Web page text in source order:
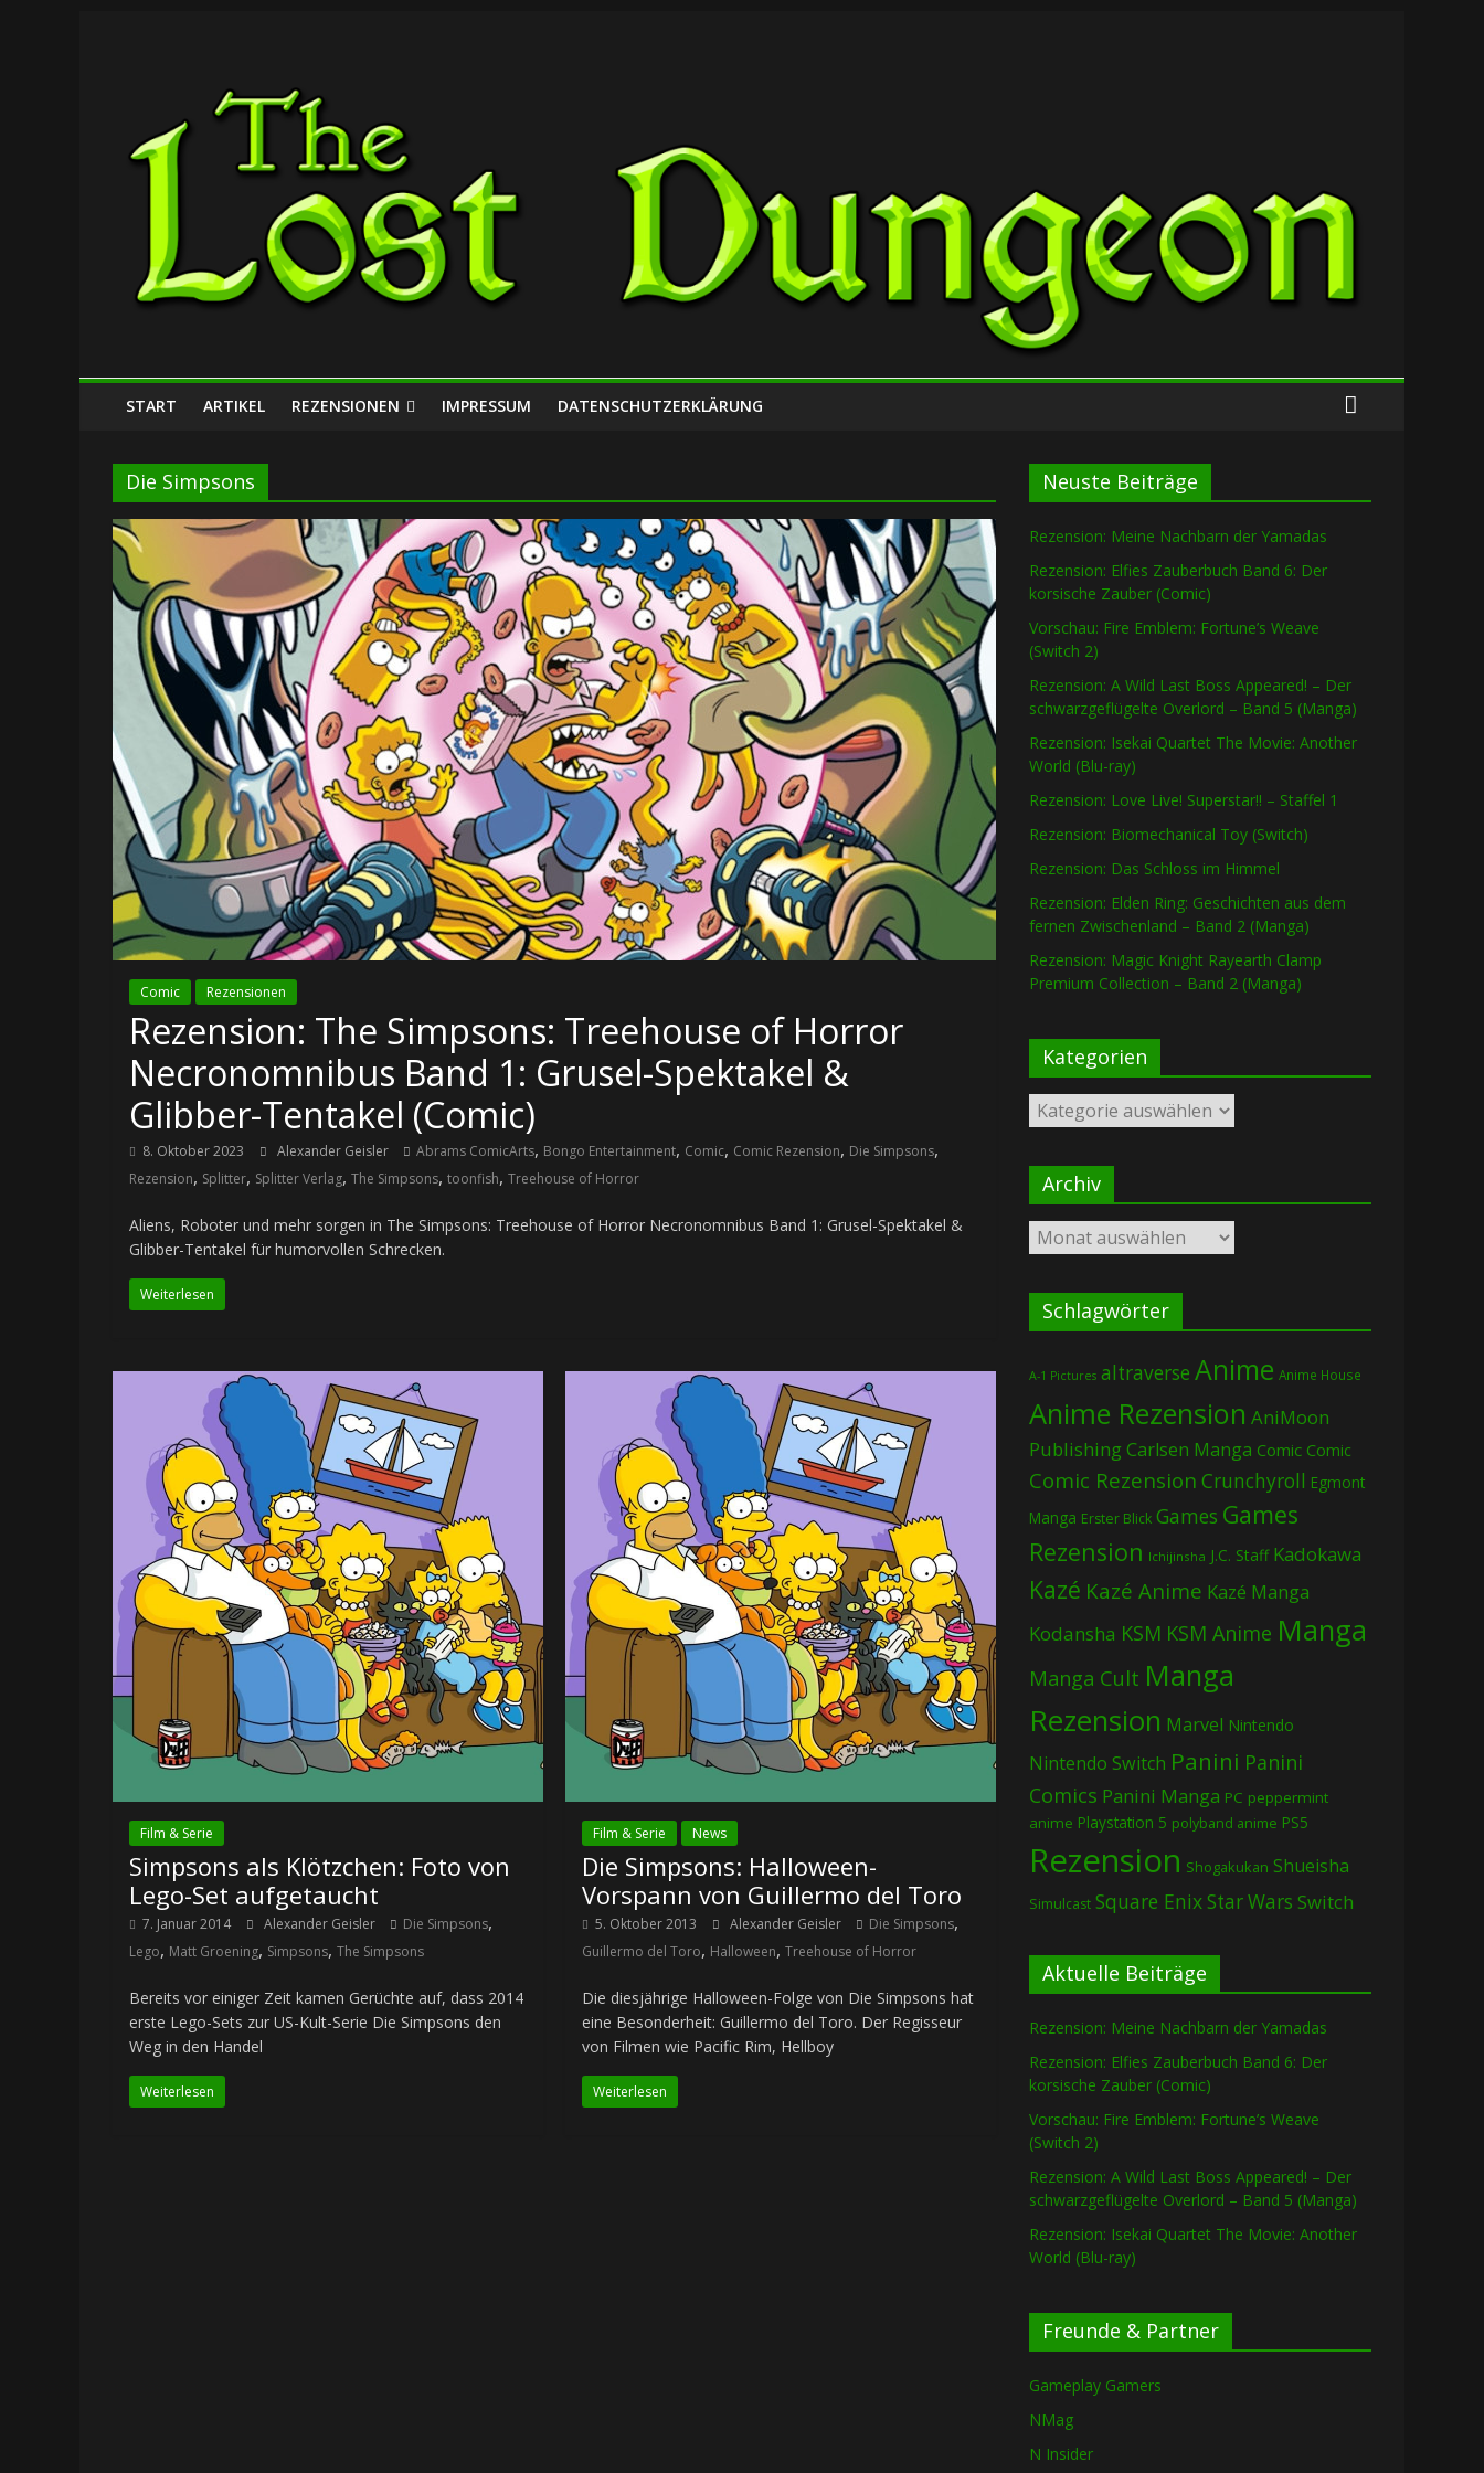
Lost
Dungeon
START ARTIKEL REZENSIONEN IMPRESSUM DATENSCHUTZERKLÄRUNG
Die Simpsons
Comic Rezensionen
Rezension: The Simpsons: Treehouse of Horror
Necronomnibus Band 1: Grusel-Spektakel &
Glibber-Tentakel (Comic)
8. Oktober 2023 Alexander Geisler Abrams ComicArts, Bongo Entertainment, Comic, Comic Rezension, Die Simpsons,
Rezension, Splitter, Splitter Verlag, The Simpsons, toonfish, Treehouse of Horror
Aliens, Roboter und mehr sorgen in The Simpsons: Treehouse of Horror Necronomnibus Band 1: Grusel-Spektakel &
Glibber-Tentakel für humorvollen Schrecken.
Weiterlesen
Film & Serie
Simpsons als Klötzchen: Foto von
Lego-Set aufgetaucht
7. Januar 2014 Alexander Geisler Die Simpsons,
Lego, Matt Groening, Simpsons, The Simpsons
Bereits vor einiger Zeit kamen Gerüchte auf, dass 2014
erste Lego-Sets zur US-Kult-Serie Die Simpsons den
Weg in den Handel
Weiterlesen
Film & Serie News
Die Simpsons: Halloween-
Vorspann von Guillermo del Toro
5. Oktober 2013 Alexander Geisler Die Simpsons,
Guillermo del Toro, Halloween,Treehouse of Horror
Die diesjährige Halloween-Folge von Die Simpsons hat
eine Besonderheit: Guillermo del Toro. Der Regisseur
von Filmen wie Pacific Rim, Hellboy
Weiterlesen
Neuste Beiträge
Rezension: Meine Nachbarn der Yamadas
Rezension: Elfies Zauberbuch Band 6: Der
korsische Zauber (Comic)
Vorschau: Fire Emblem: Fortune’s Weave
(Switch 2)
Rezension: A Wild Last Boss Appeared! – Der
schwarzgeflügelte Overlord – Band 5 (Manga)
Rezension: Isekai Quartet The Movie: Another
World (Blu-ray)
Rezension: Love Live! Superstar!! – Staffel 1
Rezension: Biomechanical Toy (Switch)
Rezension: Das Schloss im Himmel
Rezension: Elden Ring: Geschichten aus dem
fernen Zwischenland – Band 2 (Manga)
Rezension: Magic Knight Rayearth Clamp
Premium Collection – Band 2 (Manga)
Kategorien
Kategorien
Archiv
Archiv
Schlagwörter
A-1 Pictures altraverse Anime Anime House
Anime Rezension AniMoon
PublishingCarlsen Manga Comic Comic
Comic Rezension Crunchyroll Egmont
Manga Erster Blick Games Games
Rezension Ichijinsha J.C. Staff Kadokawa
Kazé Kazé Anime Kazé Manga
Kodansha KSM KSM Anime Manga
Manga Cult Manga
Rezension Marvel Nintendo
Nintendo Switch Panini Panini
Comics Panini Manga PC peppermint
anime Playstation 5 polyband anime PS5
Rezension Shogakukan Shueisha
Simulcast Square EnixStar Wars Switch
Aktuelle Beiträge
Rezension: Meine Nachbarn der Yamadas
Rezension: Elfies Zauberbuch Band 6: Der
korsische Zauber (Comic)
Vorschau: Fire Emblem: Fortune’s Weave
(Switch 2)
Rezension: A Wild Last Boss Appeared! – Der
schwarzgeflügelte Overlord – Band 5 (Manga)
Rezension: Isekai Quartet The Movie: Another
World (Blu-ray)
Freunde & Partner
Gameplay Gamers
NMag
N Insider